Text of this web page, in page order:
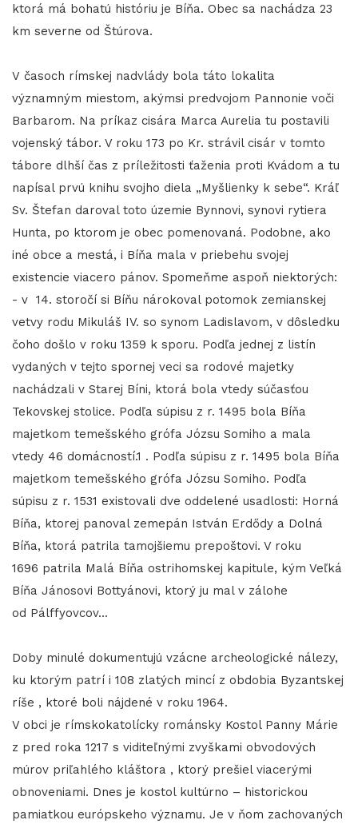
ktorá má bohatú históriu je Bíňa. Obec sa nachádza 23
km severne od Štúrova.
V časoch rímskej nadvlády bola táto lokalita
významným miestom, akýmsi predvojom Pannonie voči
Barbarom. Na príkaz cisára Marca Aurelia tu postavili
vojenský tábor. V roku 173 po Kr. strávil cisár v tomto
tábore dlhší čas z príležitosti ťaženia proti Kvádom a tu
napísal prvú knihu svojho diela „Myšlienky k sebe“. Kráľ
Sv. Štefan daroval toto územie Bynnovi, synovi rytiera
Hunta, po ktorom je obec pomenovaná. Podobne, ako
iné obce a mestá, i Bíňa mala v priebehu svojej
existencie viacero pánov. Spomeňme aspoň niektorých:
- v 14. storočí si Bíňu nárokoval potomok zemianskej
vetvy rodu Mikuláš IV. so synom Ladislavom, v dôsledku
čoho došlo v roku 1359 k sporu. Podľa jednej z listín
vydaných v tejto spornej veci sa rodové majetky
nachádzali v Starej Bíni, ktorá bola vtedy súčasťou
Tekovskej stolice. Podľa súpisu z r. 1495 bola Bíňa
majetkom temešského grófa Józsu Somiho a mala
vtedy 46 domácností.1 . Podľa súpisu z r. 1495 bola Bíňa
majetkom temešského grófa Józsu Somiho. Podľa
súpisu z r. 1531 existovali dve oddelené usadlosti: Horná
Bíňa, ktorej panoval zemepán István Erdődy a Dolná
Bíňa, ktorá patrila tamojšiemu prepoštovi. V roku
1696 patrila Malá Bíňa ostrihomskej kapitule, kým Veľká
Bíňa Jánosovi Bottyánovi, ktorý ju mal v zálohe
od Pálffyovcov...
Doby minulé dokumentujú vzácne archeologické nálezy,
ku ktorým patrí i 108 zlatých mincí z obdobia Byzantskej
ríše , ktoré boli nájdené v roku 1964.
V obci je rímskokatolícky románsky Kostol Panny Márie
z pred roka 1217 s viditeľnými zvyškami obvodových
múrov priľahlého kláštora , ktorý prešiel viacerými
obnoveniami. Dnes je kostol kultúrno – historickou
pamiatkou európskeho významu. Je v ňom zachovaných